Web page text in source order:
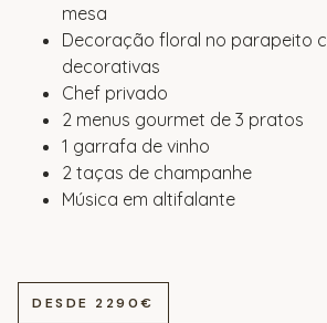
mesa
Decoração floral no parapeito
decorativas
Chef privado
2 menus gourmet de 3 pratos
1 garrafa de vinho
2 taças de champanhe
Música em altifalante
DESDE 2290€